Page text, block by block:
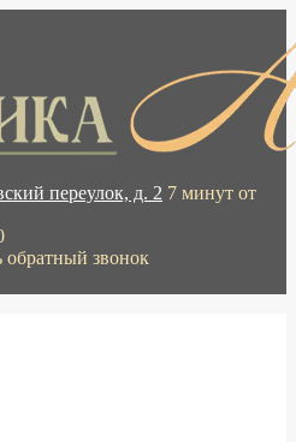
переулок, д. 2 7 минут от
обратный звонок